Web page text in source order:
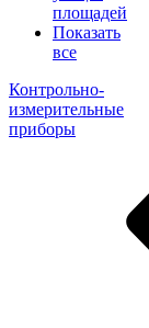
площадей
Показать
все
Контрольно-
измерительные
приборы